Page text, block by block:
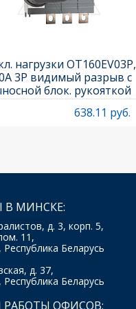
нагрузки OT160EV03P,
3P видимый разрыв с
блок. рукояткой
и осью OXP6X210
638.11 руб.
МИНСКЕ:
д. 3, корп. 5,
11,
Республика Беларусь
д. 37,
Республика Беларусь
ОФИСОВ: